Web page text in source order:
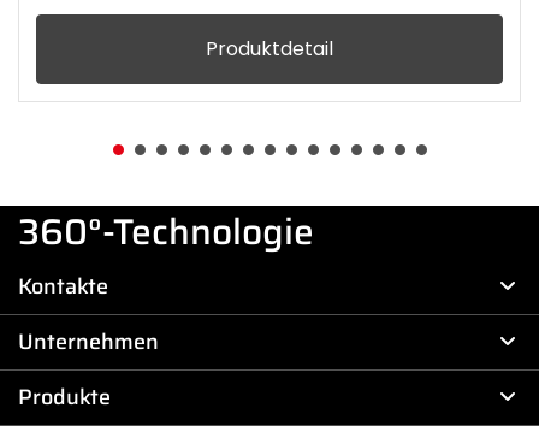
Produktdetail
360°-Technologie
Kontakte
Unternehmen
Produkte